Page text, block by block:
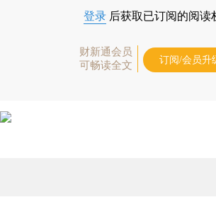
登录 后获取已订阅的阅读
财新通会员
可畅读全文
订阅/会员升